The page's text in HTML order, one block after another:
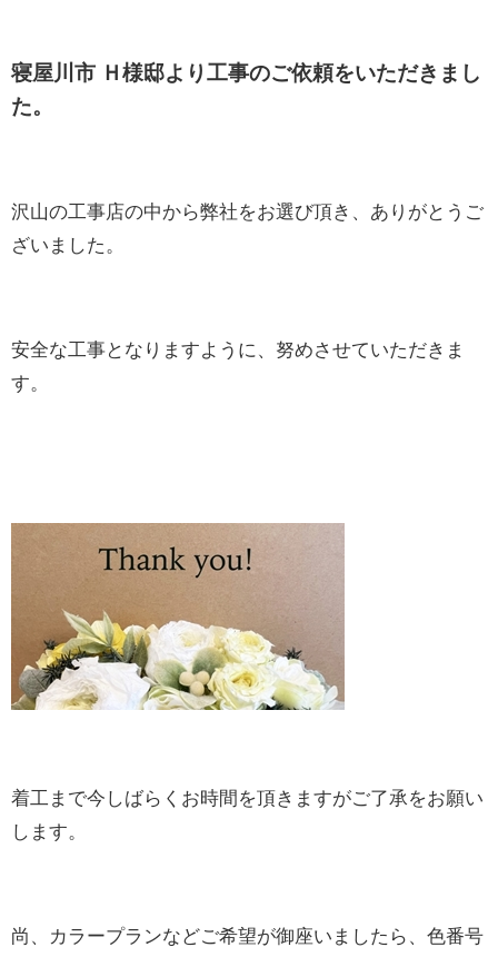
寝屋川市 Ｈ様邸より工事のご依頼をいただきまし
た。
沢山の工事店の中から弊社をお選び頂き、ありがとうご
ざいました。
安全な工事となりますように、努めさせていただきま
す。
着工まで今しばらくお時間を頂きますがご了承をお願い
します。
尚、カラープランなどご希望が御座いましたら、色番号